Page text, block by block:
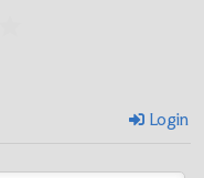
Login